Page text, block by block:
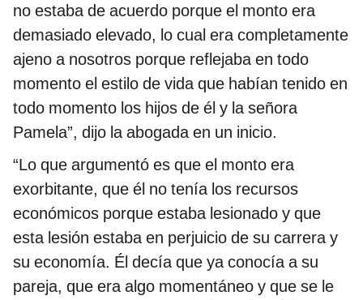
no estaba de acuerdo porque el monto era
demasiado elevado, lo cual era completamente
ajeno a nosotros porque reflejaba en todo
momento el estilo de vida que habían tenido en
todo momento los hijos de él y la señora
Pamela”, dijo la abogada en un inicio.
“Lo que argumentó es que el monto era
exorbitante, que él no tenía los recursos
económicos porque estaba lesionado y que
esta lesión estaba en perjuicio de su carrera y
su economía. Él decía que ya conocía a su
pareja, que era algo momentáneo y que se le